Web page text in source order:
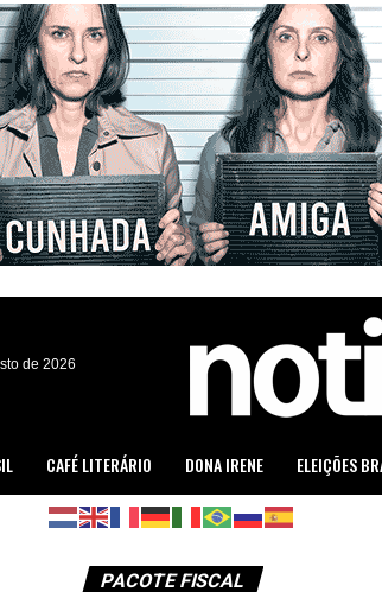
de 2026
CAFÉ LITERÁRIO DONA IRENE ELEIÇÕES
PACOTE FISCAL